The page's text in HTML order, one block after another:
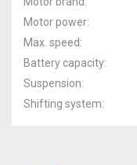
Motor power
Max. speed
Battery capacity
Suspension
Shifting system